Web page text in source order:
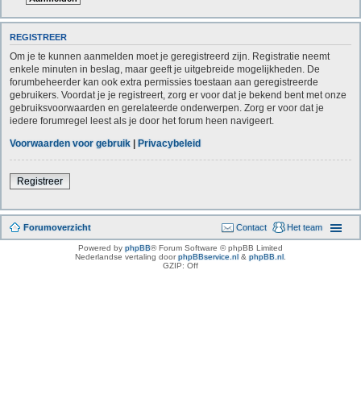
REGISTREER
Om je te kunnen aanmelden moet je geregistreerd zijn. Registratie neemt
enkele minuten in beslag, maar geeft je uitgebreide mogelijkheden. De
forumbeheerder kan ook extra permissies toestaan aan geregistreerde
gebruikers. Voordat je je registreert, zorg er voor dat je bekend bent met onze
gebruiksvoorwaarden en gerelateerde onderwerpen. Zorg er voor dat je
iedere forumregel leest als je door het forum heen navigeert.
Voorwaarden voor gebruik | Privacybeleid
Registreer
Forumoverzicht Het team
Contact
Powered by phpBB® Forum Software © phpBB Limited
Nederlandse vertaling doorphpBBservice.nl & phpBB.nl
GZIP: Off